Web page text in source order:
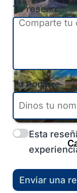
Tu reseña
Tu nombre
Esta
Enviar una